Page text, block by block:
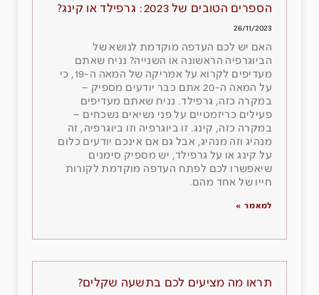
הספרים הטובים של 2023: גרפילד או קינג?
26/11/2023
האם יש לכם העדפה מוקדמת לנושא של
הביוגרפיה הראשונה או השנייה? נניח שאתם
מעדיפים לקרוא על אמריקה של המאה ה-19, כי
על המאה ה-20 אתם כבר יודעים מספיק –
במקרה כזה, גרפילד. נניח שאתם מעדיפים
פעילים כריזמטיים על פני נשיאים נשכחים –
במקרה כזה, קינג. זו ביוגרפיה וזו ביוגרפיה, זה
מנהיג וזה מנהיג, אבל גם אם אינכם יודעים כלום
על קינג או על גרפילד, יש מספיק סימנים
שיאפשרו לכם לפתח העדפה מוקדמת לקורות
חייו של אחד מהם.
למאמר »
תראו מה מציעים לכם בתשעה שקלים?